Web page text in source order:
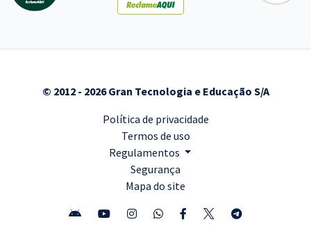
© 2012 - 2026 Gran Tecnologia e Educação S/A
Política de privacidade
Termos de uso
Regulamentos
Segurança
Mapa do site